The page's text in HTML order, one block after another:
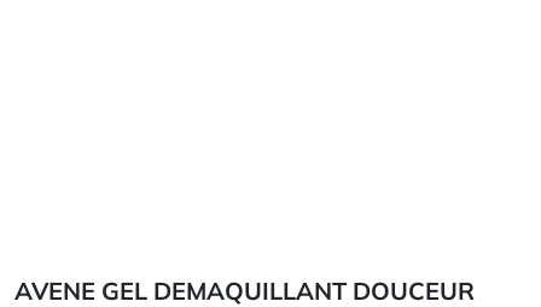
AVENE GEL DEMAQUILLANT DOUCEUR